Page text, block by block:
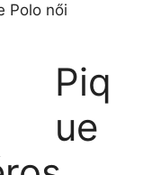
Polo női
Piq
ue